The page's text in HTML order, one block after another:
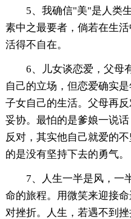
5、我确信"美"是人类
素中之最要者，倘若在生
活得不自在。
6、儿女谈恋爱，父母
自己的立场，但恋爱确实
子女自己的生活。父母再
妥协。最怕的是爹娘一说
反对，其实他自己就爱的
的是没有坚持下去的勇气。
7、人生一半是风，一
命的旅程。用微笑来迎接
对挫折。人生，若遇不到